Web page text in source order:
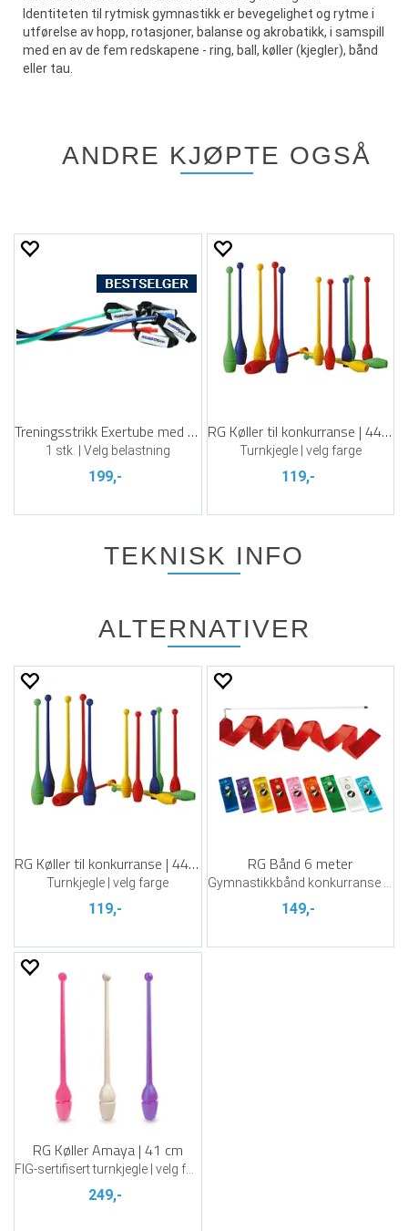
Identiteten til rytmisk gymnastikk er bevegelighet og rytme i
utførelse av hopp, rotasjoner, balanse og akrobatikk, i samspill
med en av de fem redskapene - ring, ball, køller (kjegler), bånd
eller tau.
ANDRE KJØPTE OGSÅ
Treningsstrikk Exertube med forsterkning
1 stk. | Velg belastning
199,-
RG Køller til konkurranse | 44 cm
Turnkjegle | velg farge
119,-
TEKNISK INFO
ALTERNATIVER
RG Køller til konkurranse | 44 cm
Turnkjegle | velg farge
119,-
RG Bånd 6 meter
149,-
RG Køller Amaya | 41 cm
249,-